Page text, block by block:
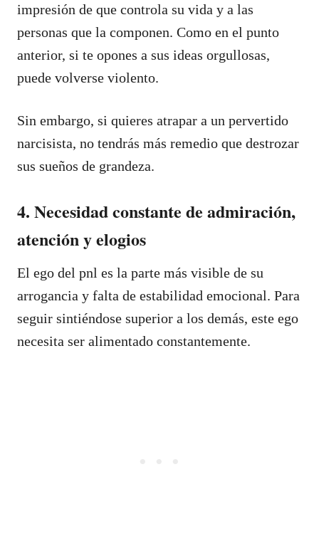
impresión de que controla su vida y a las
personas que la componen. Como en el punto
anterior, si te opones a sus ideas orgullosas,
puede volverse violento.
Sin embargo, si quieres atrapar a un pervertido
narcisista, no tendrás más remedio que destrozar
sus sueños de grandeza.
4. Necesidad constante de admiración,
atención y elogios
El ego del pnl es la parte más visible de su
arrogancia y falta de estabilidad emocional. Para
seguir sintiéndose superior a los demás, este ego
necesita ser alimentado constantemente.